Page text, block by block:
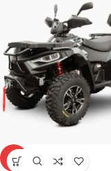
-11%